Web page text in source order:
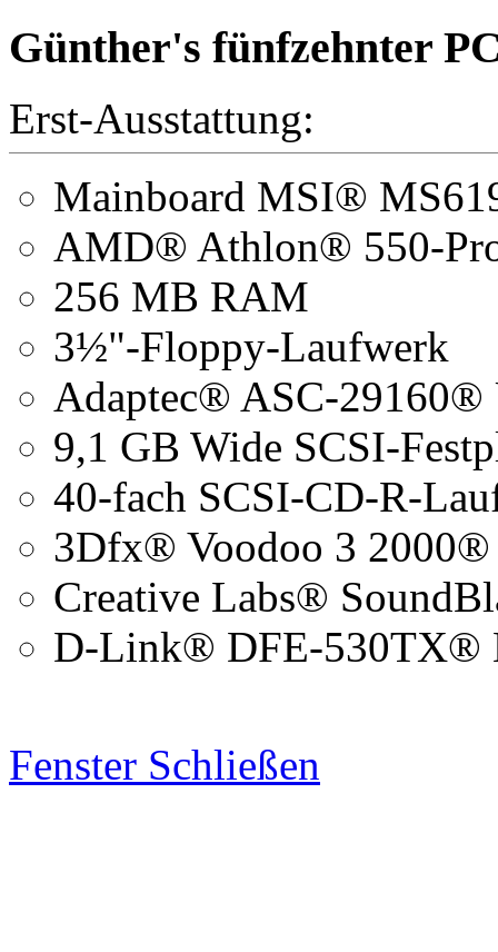
Günther's fünfzehnter
Erst-Ausstattung:
Mainboard MSI®
AMD® Athlon® 550-
256 MB RAM
3½"-Floppy-Laufwerk
Adaptec® ASC-29160®
9,1 GB Wide SCSI-
40-fach SCSI-CD-R-
3Dfx® Voodoo 3
Creative Labs®
D-Link® DFE-530TX®
Fenster Schließen